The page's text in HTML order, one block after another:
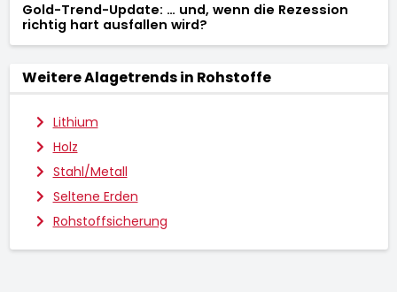
Gold-Trend-Update: … und, wenn die Rezession
richtig hart ausfallen wird?
Weitere Alagetrends in Rohstoffe
Lithium
Holz
Stahl/Metall
Seltene Erden
Rohstoffsicherung